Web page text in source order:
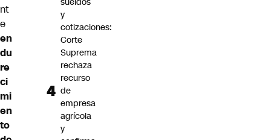
nt
e
en
du
re
ci
mi
en
to
y
cotizaciones:
Corte
Suprema
rechaza
recurso
de
empresa
agrícola
y